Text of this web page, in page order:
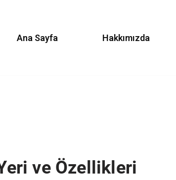
Ana Sayfa Hakkımızda
ve Özellikleri